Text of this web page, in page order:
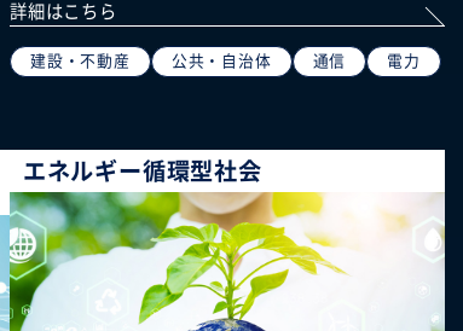
詳細はこちら
建設・不動産 公共・自治体 通信 電力
エネルギー循環型社会